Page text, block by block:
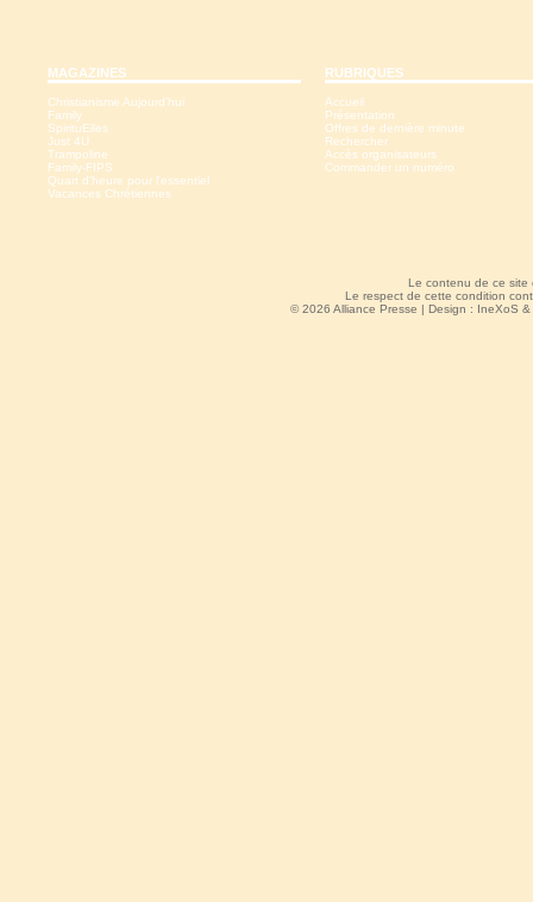
MAGAZINES
Christianisme Aujourd'hui
Family
SpirituElles
Just 4U
Trampoline
Family-FIPS
Quart d'heure pour l'essentiel
Vacances Chrétiennes
RUBRIQUES
Accueil
Présentation
Offres de dernière minute
Rechercher
Accès organisateurs
Commander un numéro
Le contenu de ce site
Le respect de cette condition
© 2026 Alliance Presse | Design : IneXoS &